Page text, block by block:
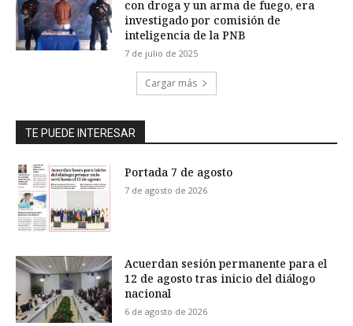
con droga y un arma de fuego, era
investigado por comisión de
inteligencia de la PNB
7 de julio de 2025
Cargar más
TE PUEDE INTERESAR
Portada 7 de agosto
7 de agosto de 2026
Acuerdan sesión permanente para el
12 de agosto tras inicio del diálogo
nacional
6 de agosto de 2026